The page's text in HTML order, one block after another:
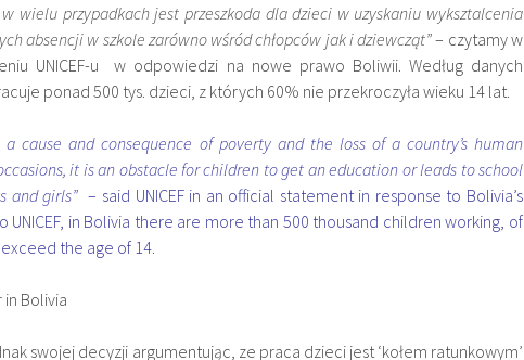
wielu przypadkach jest przeszkoda dla dzieci w uzyskaniu wyksztalcenia
absencji w szkole zarówno wśród chłopców jak i dziewcząt”– czytamy w
UNICEF-u w odpowiedzi na nowe prawo Boliwii. Według danych
ponad 500 tys. dzieci, z których 60% nie przekroczyła wieku 14 lat.
cause and consequence of poverty and the loss of a country’s human
it is an obstacle for children to get an education or leads to school
and girls” – said UNICEF in an official statement in response to Bolivia’s
UNICEF, in Bolivia there are more than 500 thousand children working, of
the age of 14.
swojej decyzji argumentując, ze praca dzieci jest ‘kołem ratunkowym’